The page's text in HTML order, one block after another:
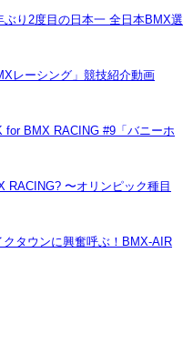
ぶり2度目の日本一 全日本BMX選
レーシング」競技紹介動画
for BMX RACING #9「バニーホ
RACING? 〜オリンピック種目
タウンに興奮呼ぶ！BMX-AIR